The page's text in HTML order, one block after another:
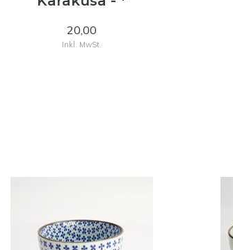
20,00
Inkl. MwSt.